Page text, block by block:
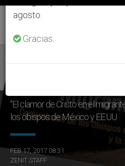
"El clamor de Cristo en el
los obispos de México y EE.UU
FEB 17, 2017 08:31
ZENIT STAFF
agosto.
Gracias.